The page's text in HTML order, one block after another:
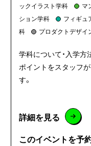
ックイラスト学科
マ
ション学科
フィギュ
科
プロダクトデザイ
学科について・入学方
ポイントをスタッフ
す。
詳細を見る
このイベントを予